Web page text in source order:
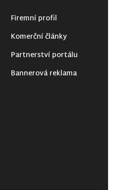
Firemní profil
Komerční články
Partnerství portálu
Bannerová reklama